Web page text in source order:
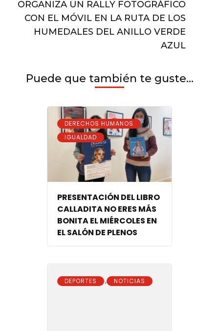
LA
SALA
MODELO.
ORGANIZA UN RALLY FOTOGRÁFICO
CON EL MÓVIL EN LA RUTA DE LOS
HUMEDALES DEL ANILLO VERDE
AZUL
Puede que también te guste...
DERECHOS HUMANOS ,
IGUALDAD
PRESENTACIÓN DEL LIBRO
CALLADITA NO ERES MÁS
BONITA EL MIÉRCOLES EN
EL SALÓN DE PLENOS
DEPORTES , NOTICIAS